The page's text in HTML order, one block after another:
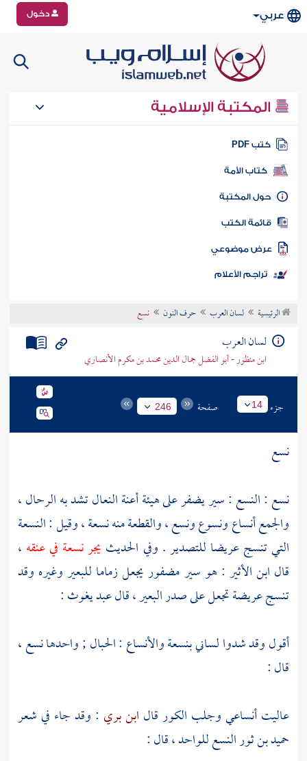
عربي دخول
المكتبة الإسلامية
كتب PDF
كتاب الأمة
المكتبة
الكتب
موضوعي
تراجم الأعلام
الرئيسية لسان العرب حرف النون نسع
لسان العرب
ابن منظور - أبو الفضل جمال الدين محمد بن مكرم الأنصاري
جزء 14 صفحة 246
نسع
نسع : النسع : سير يضفر على هيئة أعنة النعال تشد به الرحال ،
والجمع أنساع ونسوع ونسع ، والقطعة منه نسعة ، وقيل : النسعة
التي تنسج عريضا للتصدير . وفي الحديث يجر نسعة في عنقه ،
قال ابن الأثير : هو سير مضفور يجعل زماما للبعير وغيره وقد
تنسج عريضة تجعل على صدر البعير ، قالعبد يغوث:
أقول وقد شدوا لساني بنسعة والأنساع : الحبال ; واحدها نسع ،
قال :
عاليت أنساعي وجلب الكور قال ابن بري : وقد جاء في شعر
حميد بن ثورالنسع للواحد ، قال :